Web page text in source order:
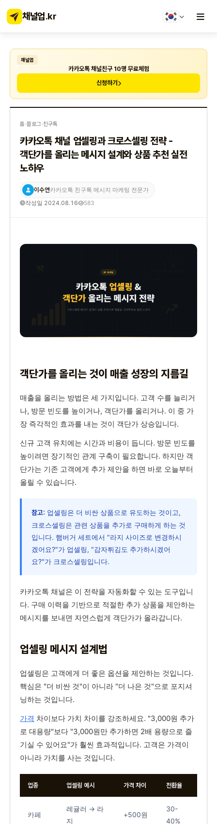
채널업.kr
채널업
카카오톡 채널친구 10명 무료체험
신청하기
홈›블로그›친구톡
카카오톡 채널 업셀링과 크로스셀링 전략 -
객단가를 올리는 메시지 설계와 상품 추천 실전
노하우
이수연카카오톡 친구톡 메시지 마케팅 전문가
작성일 2024.08.16 583
객단가를 올리는 것이 매출 성장의 지름길
매출을 올리는 방법은 세 가지입니다. 고객 수를 늘리거
나, 방문 빈도를 높이거나, 객단가를 올리거나. 이 중 가
장 즉각적인 효과를 내는 것이 객단가 상승입니다.
신규 고객 유치에는 시간과 비용이 듭니다. 방문 빈도를
높이려면 장기적인 관계 구축이 필요합니다. 하지만 객
단가는 기존 고객에게 추가 제안을 하면 바로 오늘부터
올릴 수 있습니다.
참고: 업셀링은 더 비싼 상품으로 유도하는 것이고,
크로스셀링은 관련 상품을 추가로 구매하게 하는 것
입니다. 햄버거 세트에서 "라지 사이즈로 변경하시
겠어요?"가 업셀링, "감자튀김도 추가하시겠어
요?"가 크로스셀링입니다.
카카오톡 채널은 이 전략을 자동화할 수 있는 도구입니
다. 구매 이력을 기반으로 적절한 추가 상품을 제안하는
메시지를 보내면 자연스럽게 객단가가 올라갑니다.
업셀링 메시지 설계법
업셀링은 고객에게 더 좋은 옵션을 제안하는 것입니다.
핵심은 "더 비싼 것"이 아니라 "더 나은 것"으로 포지셔
닝하는 것입니다.
가격 차이보다 가치 차이를 강조하세요. "3,000원 추가
로 대용량"보다 "3,000원만 추가하면 2배 용량으로 즐
기실 수 있어요"가 훨씬 효과적입니다. 고객은 가격이
아니라 가치를 사는 것입니다.
업종 업셀링 예시 가격 차이 전환율
카페
레귤러 → 라
지
+500원
30-
40%